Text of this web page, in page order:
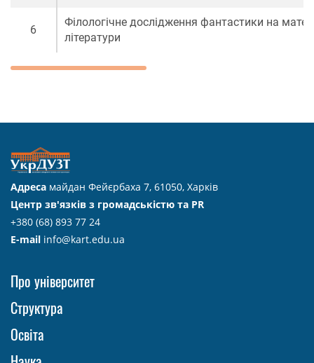
6
Філологічне дослідження фантастики на
літератури
Адреса майдан Фейєрбаха 7, 61050, Харків
Центр зв'язків з громадськістю та PR
+380 (68) 893 77 24
E-mail info@kart.edu.ua
Про університет
Структура
Освіта